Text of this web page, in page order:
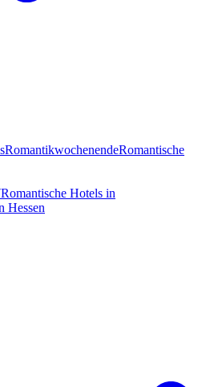
RomantikwochenendeRomantische
Romantische Hotels in
Hessen